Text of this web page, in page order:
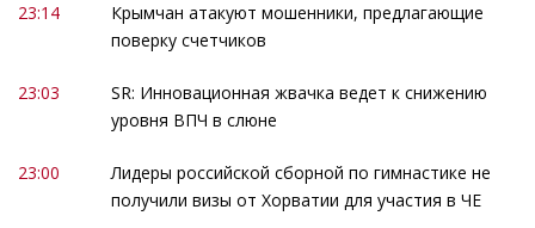
23:14
Крымчан атакуют мошенники, предлагающие
поверку счетчиков
23:03
SR: Инновационная жвачка ведет к снижению
уровня ВПЧ в слюне
23:00
Лидеры российской сборной по гимнастике не
получили визы от Хорватии для участия в ЧЕ